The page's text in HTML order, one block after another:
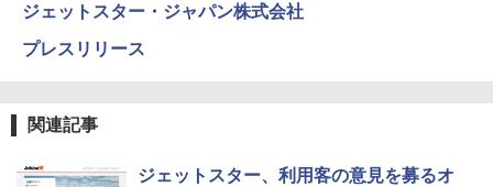
ジェットスター・ジャパン株式会社
プレスリリース
関連記事
ジェットスター、利用客の意見を募るオ